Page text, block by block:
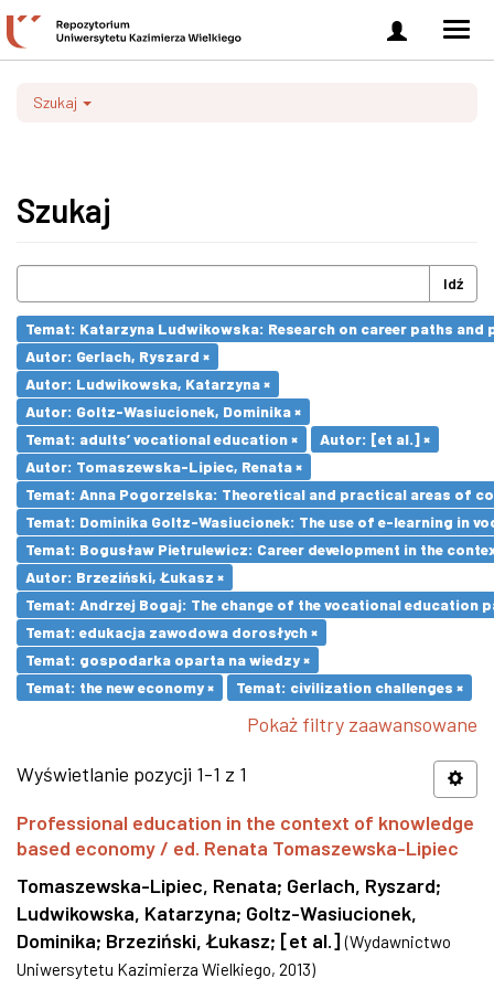
Zaloguj
się
Szukaj
Szukaj
Idź
Temat: Katarzyna Ludwikowska: Research on career paths
Autor: Gerlach, Ryszard ×
Autor: Ludwikowska, Katarzyna ×
Autor: Goltz-Wasiucionek, Dominika ×
Temat: adults’ vocational education ×
Autor: [et al.] ×
Autor: Tomaszewska-Lipiec, Renata ×
Temat: Anna Pogorzelska: Theoretical and practical areas of
Temat: Dominika Goltz-Wasiucionek: The use of e-learning in
Temat: Bogusław Pietrulewicz: Career development in the
Autor: Brzeziński, Łukasz ×
Temat: Andrzej Bogaj: The change of the vocational education
Temat: edukacja zawodowa dorosłych ×
Temat: gospodarka oparta na wiedzy ×
Temat: the new economy ×
Temat: civilization challenges ×
Pokaż filtry zaawansowane
Wyświetlanie pozycji 1-1 z 1
Professional education in the context of knowledge
based economy / ed. Renata Tomaszewska-Lipiec
Tomaszewska-Lipiec, Renata; Gerlach, Ryszard;
Ludwikowska, Katarzyna; Goltz-Wasiucionek,
Dominika; Brzeziński, Łukasz; [et al.] (Wydawnictwo
Uniwersytetu Kazimierza Wielkiego, 2013)